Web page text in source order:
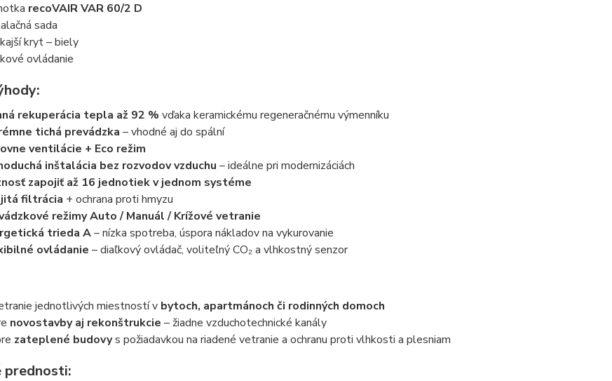
recoVAIR VAR 60/2 D
sada
kryt – biely
ovládanie
rekuperácia tepla až 92 % vďaka keramickému regeneračnému výmenníku
tichá prevádzka – vhodné aj do spální
ventilácie + Eco režim
inštalácia bez rozvodov vzduchu – ideálne pri modernizáciách
zapojiť až 16 jednotiek v jednom systéme
filtrácia + ochrana proti hmyzu
režimy Auto / Manuál / Krížové vetranie
trieda A– nízka spotreba, úspora nákladov na vykurovanie
ovládanie – diaľkový ovládač, voliteľný CO₂ a vlhkostný senzor
jednotlivých miestností v bytoch, apartmánoch či rodinných domoch
novostavby aj rekonštrukcie – žiadne vzduchotechnické kanály
zateplené budovys požiadavkou na riadené vetranie a ochranu proti vlhkosti a plesniam
prednosti: